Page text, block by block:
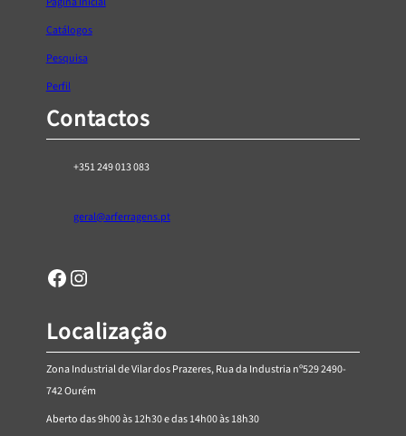
Catálogos
Pesquisa
Perfil
Contactos
+351 249 013 083
geral@arferragens.pt
Facebook Página de Instagram da AR Ferragens
Localização
Zona Industrial de Vilar dos Prazeres, Rua da Industria nº529 2490-
742 Ourém
Aberto das 9h00 às 12h30 e das 14h00 às 18h30